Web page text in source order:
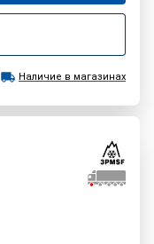
Наличие в магазинах